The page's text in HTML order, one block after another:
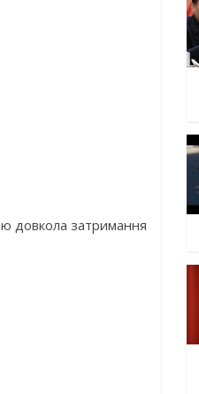
довкола затримання